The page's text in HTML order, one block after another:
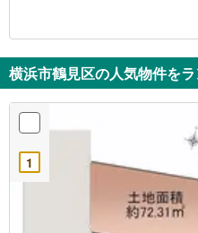
横浜市鶴見区の人気物件を
1